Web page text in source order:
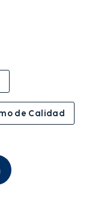
de Calidad